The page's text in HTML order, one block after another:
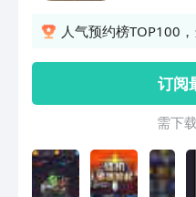
打怪物，
人气预约榜TOP100
订阅
需 下